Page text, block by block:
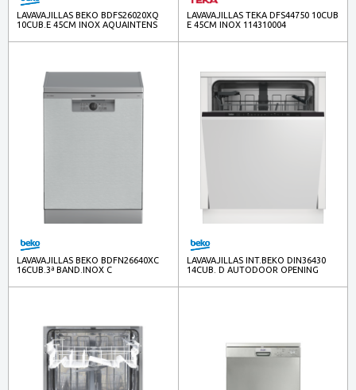
LAVAVAJILLAS BEKO BDFS26020XQ
10CUB.E 45CM INOX AQUAINTENS
LAVAVAJILLAS TEKA DFS44750 10CUB
E 45CM INOX 114310004
LAVAVAJILLAS BEKO BDFN26640XC
16CUB.3ª BAND.INOX C
LAVAVAJILLAS INT.BEKO DIN36430
14CUB. D AUTODOOR OPENING